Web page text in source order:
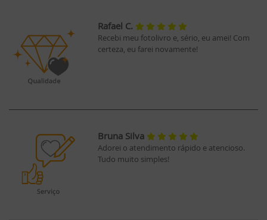
Rafael C.
Recebi meu fotolivro e, sério, eu amei! Com
certeza, eu farei novamente!
Bruna Silva
Adorei o atendimento rápido e atencioso.
Tudo muito simples!